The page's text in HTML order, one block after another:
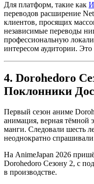
Для платформ, такие как
переводов расширение
клиентов, просящих
независимые переводы
профессиональную
интересом аудитории. Это
4. Dorohedoro
Поклонники
Первый сезон аниме
анимация, верная тёмной
манги. Следовали шесть
неоднократно
На AnimeJapan 2026
Dorohedoro Сезону 2, с
в производстве.